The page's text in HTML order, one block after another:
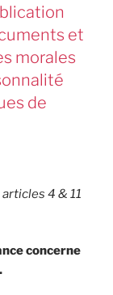
et
morales
de
4 & 11
concerne